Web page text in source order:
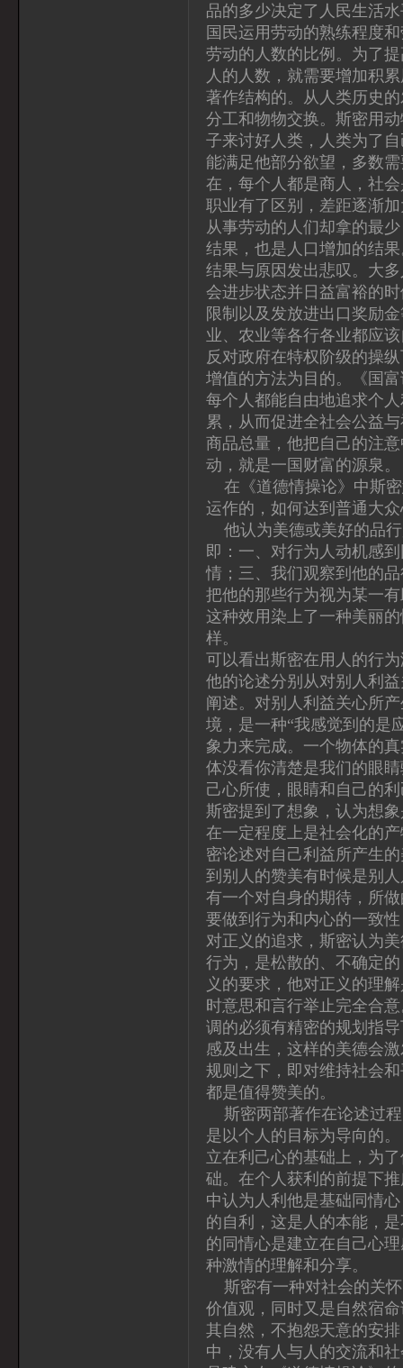
品的多少决定了人民生活
国民运用劳动的熟练程度
劳动的人数的比例。为了
人的人数，就需要增加积
著作结构的。从人类历史
分工和物物交换。斯密用
子来讨好人类，人类为了
能满足他部分欲望，多数
在，每个人都是商人，社
职业有了区别，差距逐渐
从事劳动的人们却拿的最
结果，也是人口增加的结
结果与原因发出悲叹。大
会进步状态并日益富裕的
限制以及发放进出口奖励
业、农业等各行各业都应
反对政府在特权阶级的操
增值的方法为目的。《国
每个人都能自由地追求个
累，从而促进全社会公益
商品总量，他把自己的注
动，就是一国财富的源泉。
在《道德情操论》中斯密
运作的，如何达到普通大
他认为美德或美好的品行
即：一、对行为人动机感
情；三、我们观察到他的
把他的那些行为视为某一
这种效用染上了一种美丽
样。
可以看出斯密在用人的行
他的论述分别从对别人利
阐述。对别人利益关心所
境，是一种“我感觉到的是
象力来完成。一个物体的
体没看你清楚是我们的眼
己心所使，眼睛和自己的
斯密提到了想象，认为想
在一定程度上是社会化的
密论述对自己利益所产生
到别人的赞美有时候是别
有一个对自身的期待，所
要做到行为和内心的一致
对正义的追求，斯密认为
行为，是松散的、不确定
义的要求，他对正义的理
时意思和言行举止完全合
调的必须有精密的规划指
感及出生，这样的美德会
规则之下，即对维持社会
都是值得赞美的。
斯密两部著作在论述过程
是以个人的目标为导向的
立在利己心的基础上，为
础。在个人获利的前提下
中认为人利他是基础同情
的自利，这是人的本能，
的同情心是建立在自己心
种激情的理解和分享。
斯密有一种对社会的关怀
价值观，同时又是自然宿
其自然，不抱怨天意的安
中，没有人与人的交流和